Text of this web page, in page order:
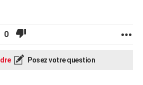
0
Posez votre question